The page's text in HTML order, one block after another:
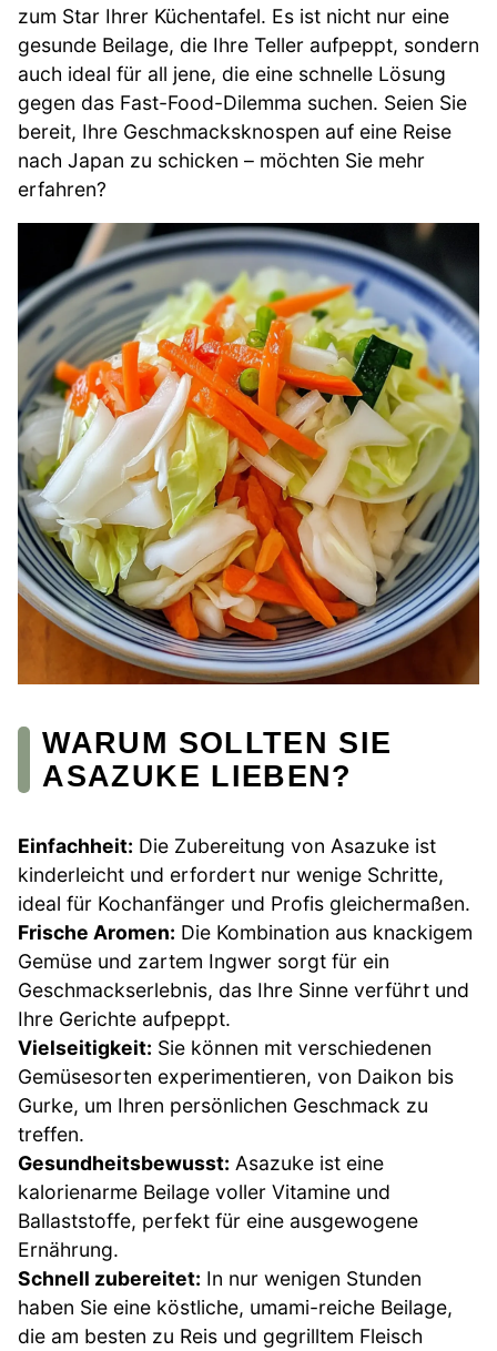
zum Star Ihrer Küchentafel. Es ist nicht nur eine
gesunde Beilage, die Ihre Teller aufpeppt, sondern
auch ideal für all jene, die eine schnelle Lösung
gegen das Fast-Food-Dilemma suchen. Seien Sie
bereit, Ihre Geschmacksknospen auf eine Reise
nach Japan zu schicken – möchten Sie mehr
erfahren?
WARUM SOLLTEN SIE
ASAZUKE LIEBEN?
Einfachheit: Die Zubereitung von Asazuke ist
kinderleicht und erfordert nur wenige Schritte,
ideal für Kochanfänger und Profis gleichermaßen.
Frische Aromen: Die Kombination aus knackigem
Gemüse und zartem Ingwer sorgt für ein
Geschmackserlebnis, das Ihre Sinne verführt und
Ihre Gerichte aufpeppt.
Vielseitigkeit: Sie können mit verschiedenen
Gemüsesorten experimentieren, von Daikon bis
Gurke, um Ihren persönlichen Geschmack zu
treffen.
Gesundheitsbewusst: Asazuke ist eine
kalorienarme Beilage voller Vitamine und
Ballaststoffe, perfekt für eine ausgewogene
Ernährung.
Schnell zubereitet: In nur wenigen Stunden
haben Sie eine köstliche, umami-reiche Beilage,
die am besten zu Reis und gegrilltem Fleisch